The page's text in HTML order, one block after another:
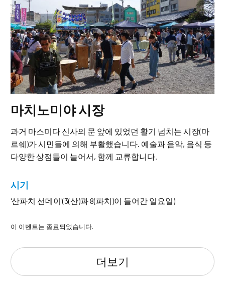
마치노미야 시장
과거 마스미다 신사의 문 앞에 있었던 활기 넘치는 시장(마
르쉐)가 시민들에 의해 부활했습니다. 예술과 음악, 음식 등
다양한 상점들이 늘어서, 함께 교류합니다.
시기
'산파치 선데이'(3(산)과 8(파치)이 들어간 일요일)
이 이벤트는 종료되었습니다.
더보기